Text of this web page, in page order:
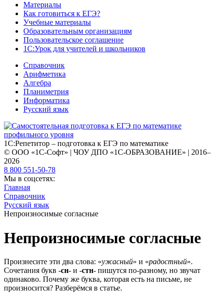
Материалы
Как готовиться к ЕГЭ?
Учебные материалы
Образовательным организациям
Пользовательское соглашение
1С:Урок для учителей и школьников
Справочник
Арифметика
Алгебра
Планиметрия
Информатика
Русский язык
1С:Репетитор – подготовка к ЕГЭ по математике
© ООО «1С-Софт» | ЧОУ ДПО «1С-ОБРАЗОВАНИЕ» | 2016–
2026
8 800 551-50-78
Мы в соцсетях:
Главная
Справочник
Русский язык
Непроизносимые согласные
Непроизносимые согласные
Произнесите эти два слова: «ужасный» и «радостный».
Сочетания букв -сн- и -стн- пишутся по-разному, но звучат
одинаково. Почему же буква, которая есть на письме, не
произносится? Разберёмся в статье.